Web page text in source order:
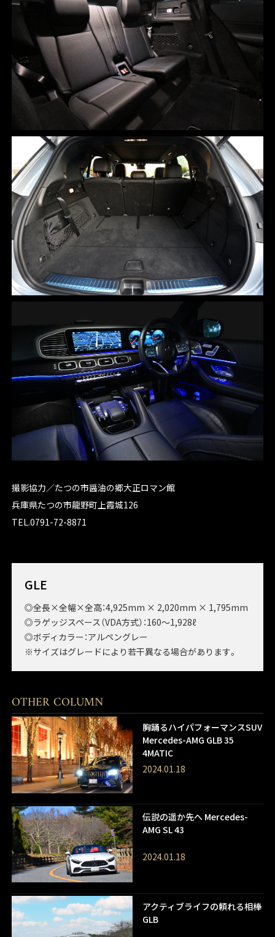
撮影協力／たつの市醤油の郷大正ロマン館
兵庫県たつの市龍野町上霞城126
TEL.0791-72-8871
GLE
◎全長×全幅×全高：4,925mm × 2,020mm × 1,795mm
◎ラゲッジスペース（VDA方式）：160～1,928ℓ
◎ボディカラー：アルペングレー
※サイズはグレードにより若干異なる場合があります。
OTHER COLUMN
胸踊るハイパフォーマンスSUV
Mercedes-AMG GLB 35
4MATIC
2024.01.18
伝説の遥か先へ Mercedes-
AMG SL 43
2024.01.18
アクティブライフの頼れる相棒
GLB